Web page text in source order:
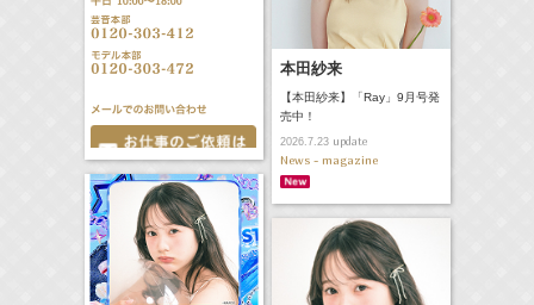
本田紗来
【本田紗来】「Ray」9月号発
売中！
2026.7.23update
News - magazine